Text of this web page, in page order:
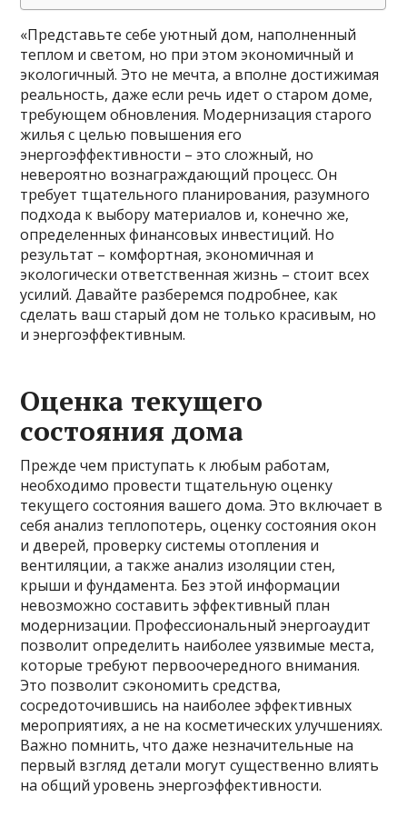
«Представьте себе уютный дом, наполненный
теплом и светом, но при этом экономичный и
экологичный. Это не мечта, а вполне достижимая
реальность, даже если речь идет о старом доме,
требующем обновления. Модернизация старого
жилья с целью повышения его
энергоэффективности – это сложный, но
невероятно вознаграждающий процесс. Он
требует тщательного планирования, разумного
подхода к выбору материалов и, конечно же,
определенных финансовых инвестиций. Но
результат – комфортная, экономичная и
экологически ответственная жизнь – стоит всех
усилий. Давайте разберемся подробнее, как
сделать ваш старый дом не только красивым, но
и энергоэффективным.
Оценка текущего
состояния дома
Прежде чем приступать к любым работам,
необходимо провести тщательную оценку
текущего состояния вашего дома. Это включает в
себя анализ теплопотерь, оценку состояния окон
и дверей, проверку системы отопления и
вентиляции, а также анализ изоляции стен,
крыши и фундамента. Без этой информации
невозможно составить эффективный план
модернизации. Профессиональный энергоаудит
позволит определить наиболее уязвимые места,
которые требуют первоочередного внимания.
Это позволит сэкономить средства,
сосредоточившись на наиболее эффективных
мероприятиях, а не на косметических улучшениях.
Важно помнить, что даже незначительные на
первый взгляд детали могут существенно влиять
на общий уровень энергоэффективности.